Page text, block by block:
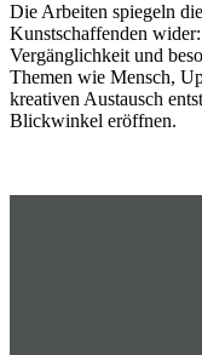
Die Arbeiten spiegeln
Kunstschaffenden
Vergänglichkeit und
Themen wie Mensch,
kreativen Austausch
Blickwinkel eröffnen.